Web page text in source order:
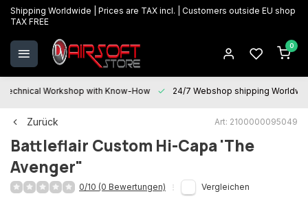
Shipping Worldwide | Prices are TAX incl. | Customers outside EU shop
TAX FREE
0
Technical Workshop with Know-How 24/7 Webshop shipping
Zurück Art: 2100000095049
Battleflair Custom Hi-Capa 'The
Avenger"
0/10 (0 Bewertungen) Vergleichen